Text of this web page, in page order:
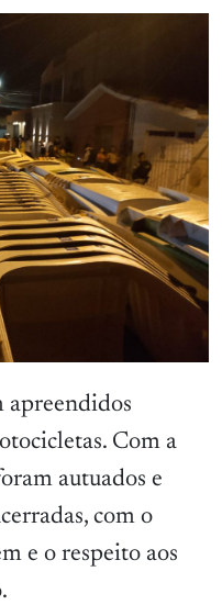
apreendidos
Com a
autuados e
com o
e o respeito aos